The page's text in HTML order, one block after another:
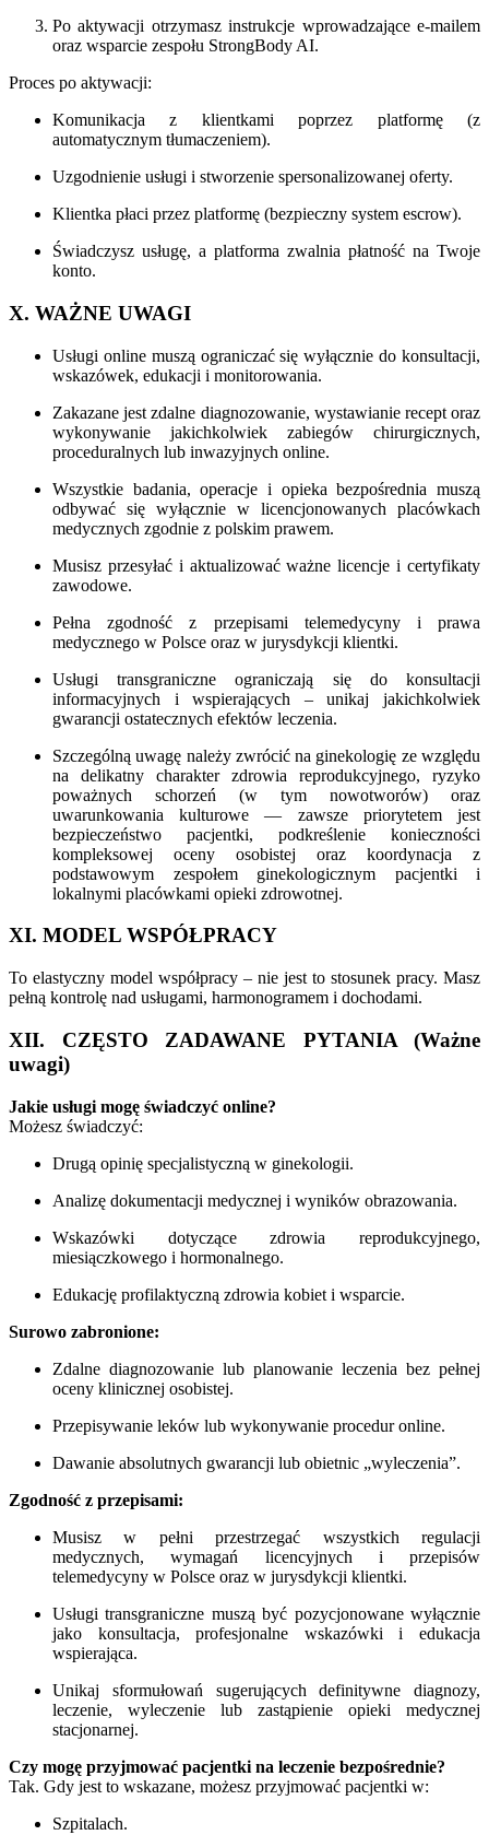
Po aktywacji otrzymasz instrukcje wprowadzające e-mailem
oraz wsparcie zespołu StrongBody AI.
Proces po aktywacji:
Komunikacja z klientkami poprzez platformę (z
automatycznym tłumaczeniem).
Uzgodnienie usługi i stworzenie spersonalizowanej oferty.
Klientka płaci przez platformę (bezpieczny system escrow).
Świadczysz usługę, a platforma zwalnia płatność na Twoje
konto.
X. WAŻNE UWAGI
Usługi online muszą ograniczać się wyłącznie do konsultacji,
wskazówek, edukacji i monitorowania.
Zakazane jest zdalne diagnozowanie, wystawianie recept oraz
wykonywanie jakichkolwiek zabiegów chirurgicznych,
proceduralnych lub inwazyjnych online.
Wszystkie badania, operacje i opieka bezpośrednia muszą
odbywać się wyłącznie w licencjonowanych placówkach
medycznych zgodnie z polskim prawem.
Musisz przesyłać i aktualizować ważne licencje i certyfikaty
zawodowe.
Pełna zgodność z przepisami telemedycyny i prawa
medycznego w Polsce oraz w jurysdykcji klientki.
Usługi transgraniczne ograniczają się do konsultacji
informacyjnych i wspierających – unikaj jakichkolwiek
gwarancji ostatecznych efektów leczenia.
Szczególną uwagę należy zwrócić na ginekologię ze względu
na delikatny charakter zdrowia reprodukcyjnego, ryzyko
poważnych schorzeń (w tym nowotworów) oraz
uwarunkowania kulturowe — zawsze priorytetem jest
bezpieczeństwo pacjentki, podkreślenie konieczności
kompleksowej oceny osobistej oraz koordynacja z
podstawowym zespołem ginekologicznym pacjentki i
lokalnymi placówkami opieki zdrowotnej.
XI. MODEL WSPÓŁPRACY
To elastyczny model współpracy – nie jest to stosunek pracy. Masz
pełną kontrolę nad usługami, harmonogramem i dochodami.
XII. CZĘSTO ZADAWANE PYTANIA (Ważne
uwagi)
Jakie usługi mogę świadczyć online?
Możesz świadczyć:
Drugą opinię specjalistyczną w ginekologii.
Analizę dokumentacji medycznej i wyników obrazowania.
Wskazówki dotyczące zdrowia reprodukcyjnego,
miesiączkowego i hormonalnego.
Edukację profilaktyczną zdrowia kobiet i wsparcie.
Surowo zabronione:
Zdalne diagnozowanie lub planowanie leczenia bez pełnej
oceny klinicznej osobistej.
Przepisywanie leków lub wykonywanie procedur online.
Dawanie absolutnych gwarancji lub obietnic „wyleczenia”.
Zgodność z przepisami:
Musisz w pełni przestrzegać wszystkich regulacji
medycznych, wymagań licencyjnych i przepisów
telemedycyny w Polsce oraz w jurysdykcji klientki.
Usługi transgraniczne muszą być pozycjonowane wyłącznie
jako konsultacja, profesjonalne wskazówki i edukacja
wspierająca.
Unikaj sformułowań sugerujących definitywne diagnozy,
leczenie, wyleczenie lub zastąpienie opieki medycznej
stacjonarnej.
Czy mogę przyjmować pacjentki na leczenie bezpośrednie?
Tak. Gdy jest to wskazane, możesz przyjmować pacjentki w:
Szpitalach.